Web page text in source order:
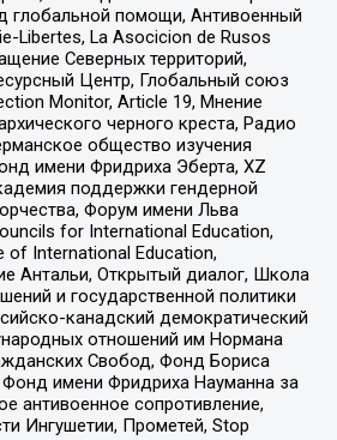
глобальной помощи, Антивоенный
Libertes, La Asocicion de Rusos
Северных территорий,
Центр, Глобальный союз
Monitor, Article 19, Мнение
черного креста, Радио
общество изучения
имени Фридриха Эберта, XZ
поддержки гендерной
Форум имени Льва
for International Education,
of International Education,
Антальи, Открытый диалог, Школа
и государственной политики
канадский демократический
отношений им Нормана
Свобод, Фонд Бориса
имени Фридриха Науманна за
антивоенное сопротивление,
Ингушетии, Прометей, Stop